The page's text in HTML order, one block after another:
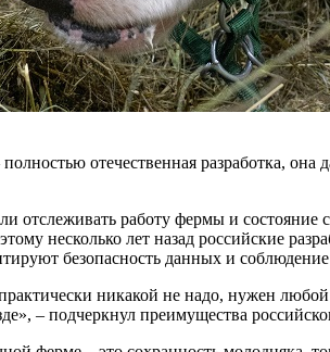
отечественная разработка,
работу фермы и
несколько лет назад российские
безопасность данных и
никакой не надо, нужен
– подчеркнул преимущества